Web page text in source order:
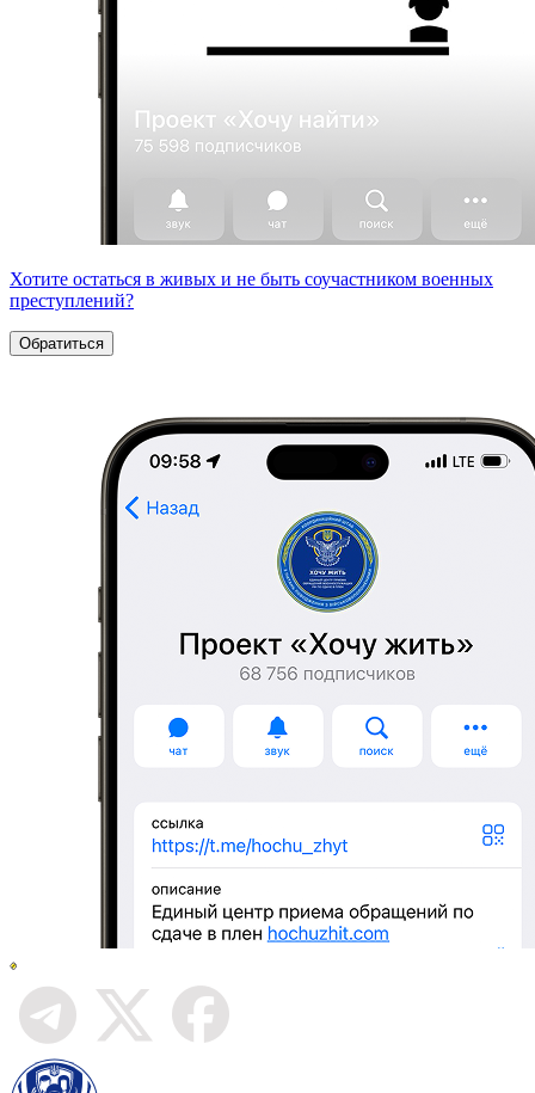
Хотите остаться в живых и не быть соучастником военных
преступлений?
Обратиться